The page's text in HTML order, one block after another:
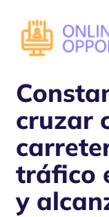
cruzar
tráfico
y